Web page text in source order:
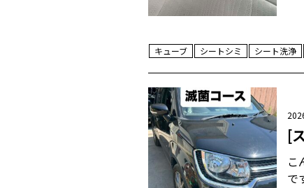
キューブ シートシミ シート洗浄
[
こ
で